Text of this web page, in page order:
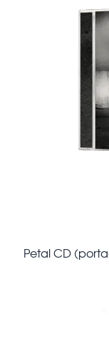
Petal CD